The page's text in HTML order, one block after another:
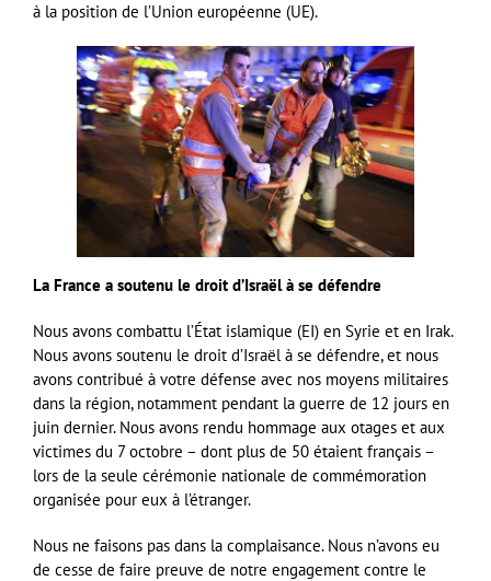
à la position de l’Union européenne (UE).
La France a soutenu le droit d’Israël à se défendre
Nous avons combattu l’État islamique (EI) en Syrie et en Irak.
Nous avons soutenu le droit d’Israël à se défendre, et nous
avons contribué à votre défense avec nos moyens militaires
dans la région, notamment pendant la guerre de 12 jours en
juin dernier. Nous avons rendu hommage aux otages et aux
victimes du 7 octobre – dont plus de 50 étaient français –
lors de la seule cérémonie nationale de commémoration
organisée pour eux à l’étranger.
Nous ne faisons pas dans la complaisance. Nous n’avons eu
de cesse de faire preuve de notre engagement contre le